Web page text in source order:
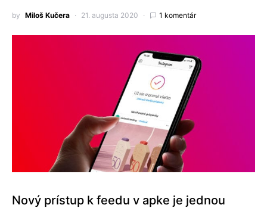
by Miloš Kučera 21. augusta 2020 1 komentár
Nový prístup k feedu v apke je jednou